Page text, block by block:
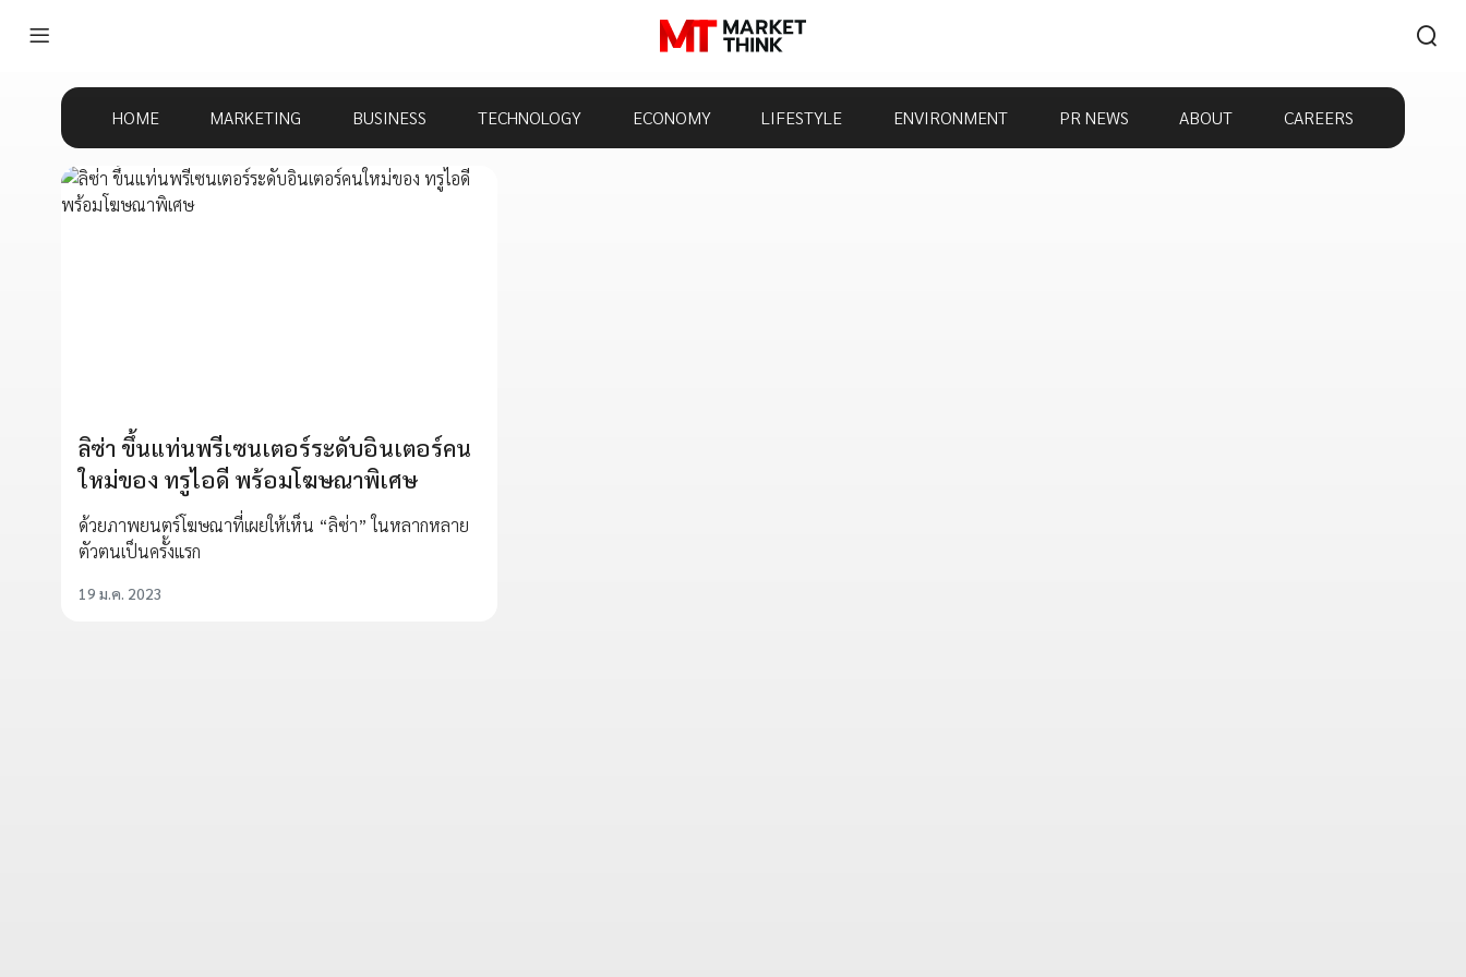
HOME MARKETING BUSINESS TECHNOLOGY ECONOMY LIFESTYLE ENVIRONMENT PR NEWS ABOUT CAREERS
ลิซ่า ขึ้นแท่นพรีเซนเตอร์ระดับอินเตอร์คน
ใหม่ของ ทรูไอดี พร้อมโฆษณาพิเศษ
ด้วยภาพยนตร์โฆษณาที่เผยให้เห็น “ลิซ่า” ในหลากหลาย
ตัวตนเป็นครั้งแรก
19 ม.ค. 2023